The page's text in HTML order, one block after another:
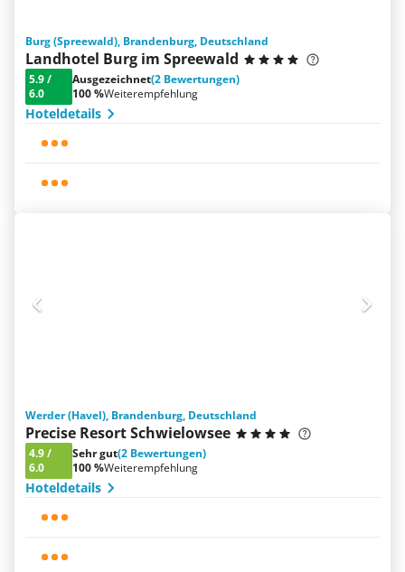
Burg (Spreewald), Brandenburg, Deutschland
Landhotel Burg im Spreewald
5.9/
6.0
Ausgezeichnet(2 Bewertungen)
100 %Weiterempfehlung
Hoteldetails
Werder (Havel), Brandenburg, Deutschland
Precise Resort Schwielowsee
4.9/
6.0
Sehr gut(2 Bewertungen)
100 %Weiterempfehlung
Hoteldetails